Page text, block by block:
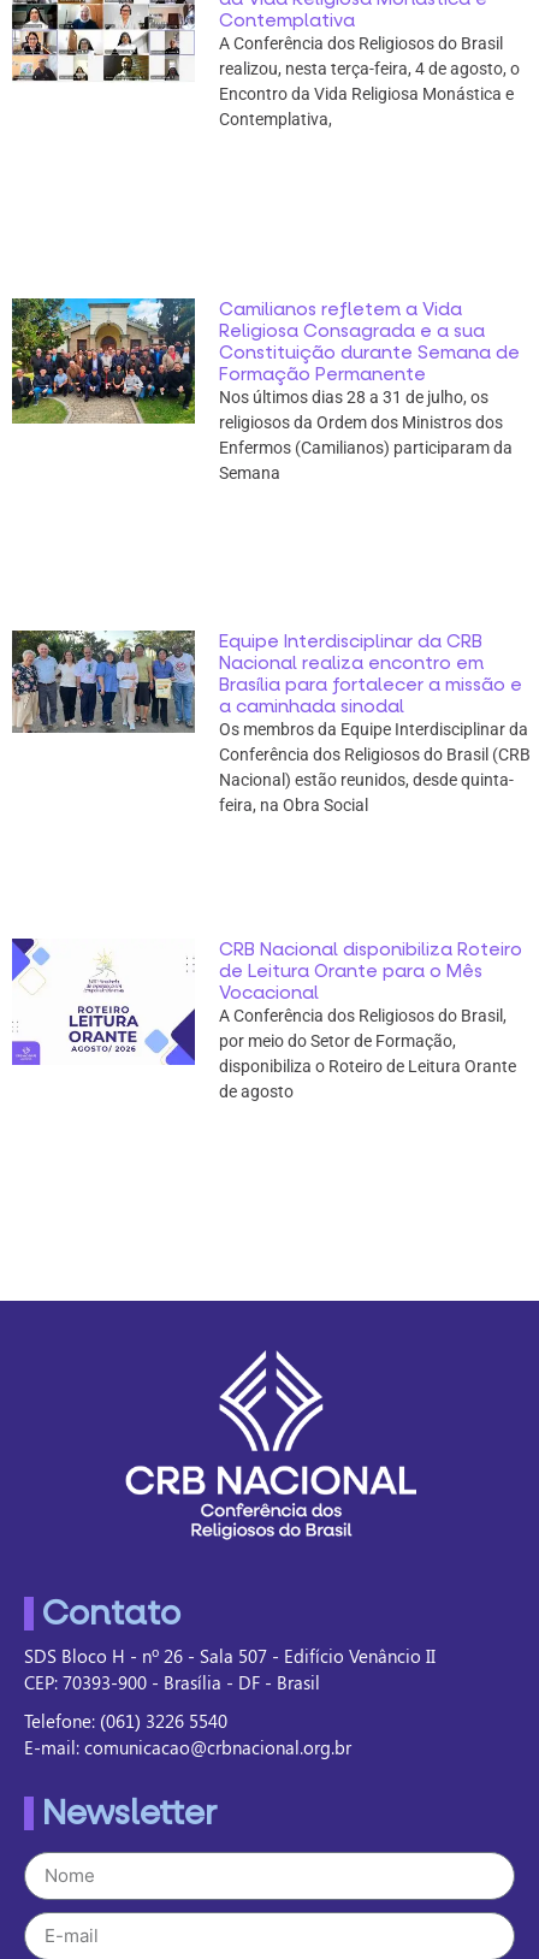
Contemplativa
A Conferência dos Religiosos do Brasil
realizou, nesta terça-feira, 4 de agosto, o
Encontro da Vida Religiosa Monástica e
Contemplativa,
Camilianos refletem a Vida
Religiosa Consagrada e a sua
Constituição durante Semana de
Formação Permanente
Nos últimos dias 28 a 31 de julho, os
religiosos da Ordem dos Ministros dos
Enfermos (Camilianos) participaram da
Semana
Equipe Interdisciplinar da CRB
Nacional realiza encontro em
Brasília para fortalecer a missão e
a caminhada sinodal
Os membros da Equipe Interdisciplinar da
Conferência dos Religiosos do Brasil (CRB
Nacional) estão reunidos, desde quinta-
feira, na Obra Social
CRB Nacional disponibiliza Roteiro
de Leitura Orante para o Mês
Vocacional
A Conferência dos Religiosos do Brasil,
por meio do Setor de Formação,
disponibiliza o Roteiro de Leitura Orante
de agosto
Contato
SDS Bloco H - nº 26 - Sala 507 - Edifício Venâncio II
CEP: 70393-900 - Brasília - DF - Brasil
Telefone: (061) 3226 5540
E-mail: comunicacao@crbnacional.org.br
Newsletter